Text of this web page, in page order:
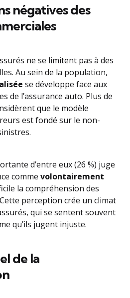
négatives des
ne se limitent pas à des
Au sein de la population,
se développe face aux
de l’assurance auto. Plus de
que le modèle
est fondé sur le non-
d’entre eux (26 %) juge
comme volontairement
la compréhension des
perception crée un climat
qui se sentent souvent
qu’ils jugent injuste.
de la